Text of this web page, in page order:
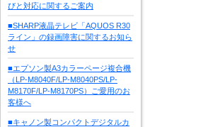
びと対応に関するご案内
■SHARP液晶テレビ「AQUOS R30
ライン」の録画障害に関するお知ら
せ
■エプソン製A3カラーページ複合機
（LP-M8040F/LP-M8040PS/LP-
M8170F/LP-M8170PS）ご愛用のお
客様へ
■キャノン製コンパクトデジタルカ